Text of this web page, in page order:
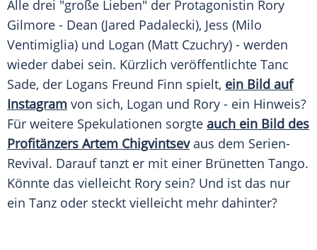
Alle drei "große Lieben" der Protagonistin Rory
Gilmore - Dean (Jared Padalecki), Jess (Milo
Ventimiglia) und Logan (Matt Czuchry) - werden
wieder dabei sein. Kürzlich veröffentlichte Tanc
Sade, der Logans Freund Finn spielt, ein Bild auf
Instagram von sich, Logan und Rory - ein Hinweis?
Für weitere Spekulationen sorgte auch ein Bild des
Profitänzers Artem Chigvintsevaus dem Serien-
Revival. Darauf tanzt er mit einer Brünetten Tango.
Könnte das vielleicht Rory sein? Und ist das nur
ein Tanz oder steckt vielleicht mehr dahinter?